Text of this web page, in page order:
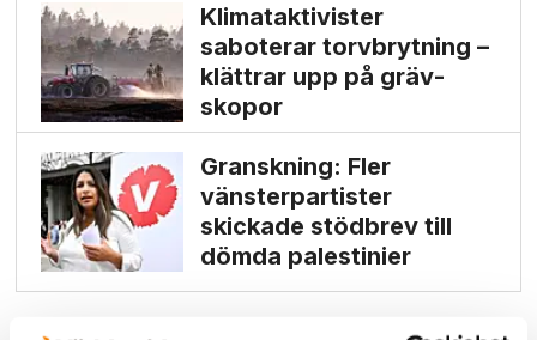
Klimat­aktivister
saboterar torv­brytning –
klättrar upp på gräv­
skopor
Granskning: Fler
vänsterpartister
skickade stödbrev till
dömda palestinier